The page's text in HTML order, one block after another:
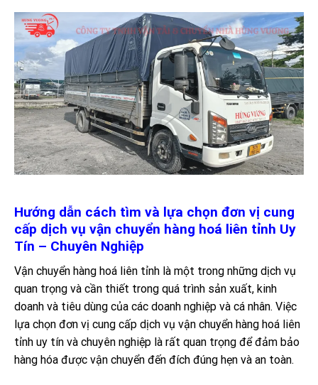
Hướng dẫn cách tìm và lựa chọn đơn vị cung
cấp dịch vụ vận chuyển hàng hoá liên tỉnh Uy
Tín – Chuyên Nghiệp
Vận chuyển hàng hoá liên tỉnh là một trong những dịch vụ
quan trọng và cần thiết trong quá trình sản xuất, kinh
doanh và tiêu dùng của các doanh nghiệp và cá nhân. Việc
lựa chọn đơn vị cung cấp dịch vụ vận chuyển hàng hoá liên
tỉnh uy tín và chuyên nghiệp là rất quan trọng để đảm bảo
hàng hóa được vận chuyển đến đích đúng hẹn và an toàn.